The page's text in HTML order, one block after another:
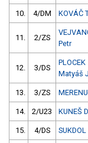
10. 4/DM KOVÁČ
11. 2/ZS
Petr
12. 3/DS
PLOCEK
Matyáš
13. 3/ZS
14. 2/U23 KUNEŠ
15. 4/DS